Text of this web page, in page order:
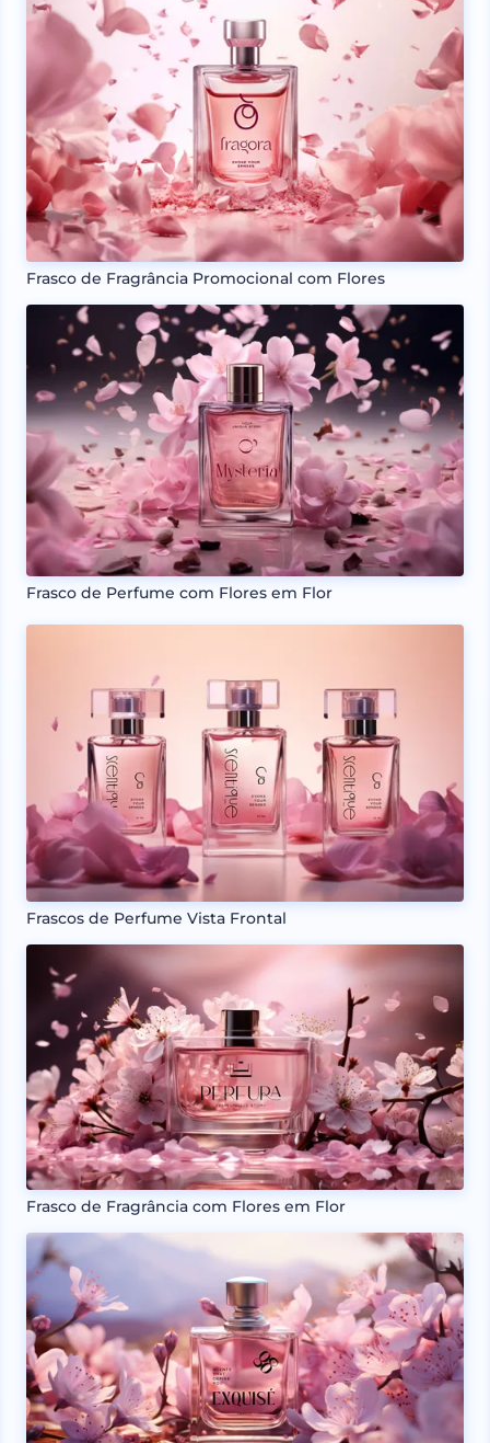
Frasco de Fragrância Promocional com Flores
Frasco de Perfume com Flores em Flor
Frascos de Perfume Vista Frontal
Frasco de Fragrância com Flores em Flor